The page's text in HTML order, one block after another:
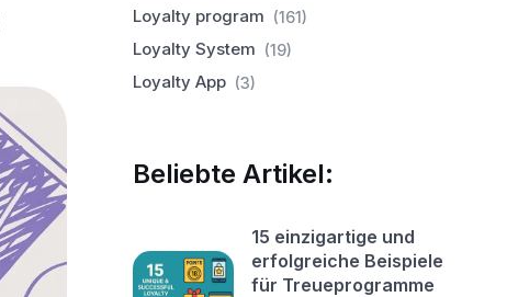
Loyalty program (161)
Loyalty System (19)
Loyalty App (3)
Beliebte Artikel:
15 einzigartige und
erfolgreiche Beispiele
für Treueprogramme